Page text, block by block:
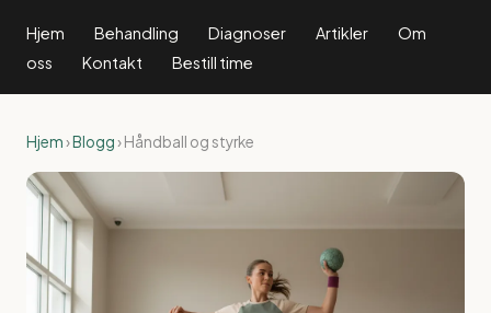
Hjem Behandling Diagnoser Artikler
Om
oss
Kontakt Bestill time
Hjem›Blogg› Håndball og styrke